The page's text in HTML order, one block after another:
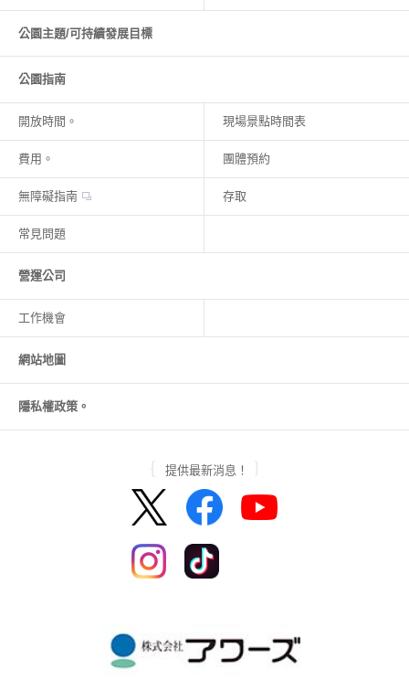
公園主題/可持續發展目標
公園指南
開放時間。 現場景點時間表
費用。 團體預約
無障礙指南 存取
常見問題
營運公司
工作機會
網站地圖
隱私權政策。
提供最新消息！